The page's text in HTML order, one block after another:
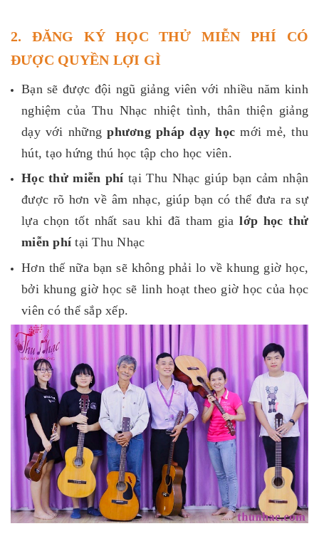
2. ĐĂNG KÝ HỌC THỬ MIỄN PHÍ CÓ
ĐƯỢC QUYỀN LỢI GÌ
Bạn sẽ được đội ngũ giảng viên với nhiều năm kinh
nghiệm của Thu Nhạc nhiệt tình, thân thiện giảng
dạy với nhữngphương pháp dạy học mới mẻ, thu
hút, tạo hứng thú học tập cho học viên.
Học thử miễn phítại Thu Nhạc giúp bạn cảm nhận
được rõ hơn về âm nhạc, giúp bạn có thể đưa ra sự
lựa chọn tốt nhất sau khi đã tham gialớp học thử
miễn phí tại Thu Nhạc
Hơn thế nữa bạn sẽ không phải lo về khung giờ học,
bởi khung giờ học sẽ linh hoạt theo giờ học của học
viên có thể sắp xếp.